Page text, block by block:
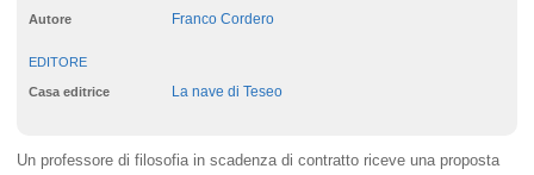
Autore Franco Cordero
EDITORE
Casa editrice La nave di Teseo
Un professore di filosofia in scadenza di contratto riceve una proposta